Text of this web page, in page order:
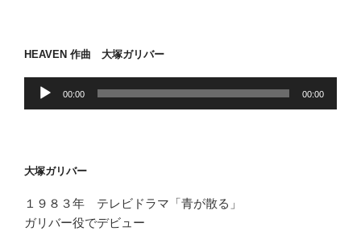
HEAVEN 作曲 大塚ガリバー
ー
ー
00:00 00:00
大塚ガリバー
１９８３年 テレビドラマ「青が散る」
ガリバー役でデビュー